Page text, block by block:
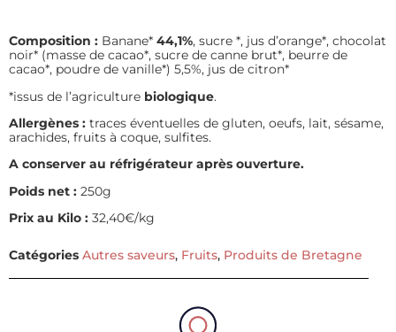
Composition : Banane* 44,1%, sucre *, jus d’orange*, chocolat
noir* (masse de cacao*, sucre de canne brut*, beurre de
cacao*, poudre de vanille*) 5,5%, jus de citron*
*issus de l’agriculture biologique.
Allergènes : traces éventuelles de gluten, oeufs, lait, sésame,
arachides, fruits à coque, sulfites.
A conserver au réfrigérateur après ouverture.
Poids net : 250g
Prix au Kilo : 32,40€/kg
Catégories Autres saveurs, Fruits, Produits de Bretagne